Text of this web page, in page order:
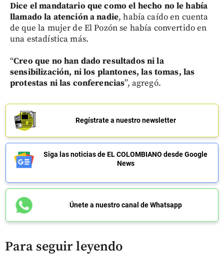
Dice el mandatario que como el hecho no le había
llamado la atención a nadie, había caído en cuenta
de que la mujer de El Pozón se había convertido en
una estadística más.
“Creo que no han dado resultados ni la
sensibilización, ni los plantones, las tomas, las
protestas ni las conferencias”, agregó.
Regístrate a nuestro newsletter
Siga las noticias de EL COLOMBIANO desde Google
News
Únete a nuestro canal de Whatsapp
Para seguir leyendo